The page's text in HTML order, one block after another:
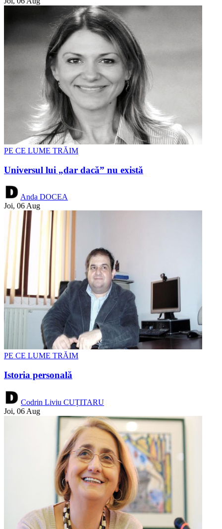
PE CE LUME TRĂIM
Universul lui „dar dacă” nu există
Anda DOCEA
Joi, 06 Aug
PE CE LUME TRĂIM
Istoria personală
Codrin Liviu CUȚITARU
Joi, 06 Aug